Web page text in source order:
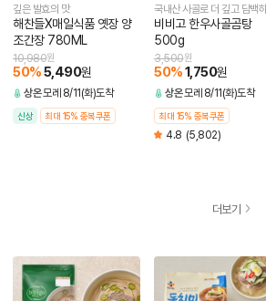
깊은 발효의 맛
해찬들X매일식품 옛장 양
조간장 780ML
50%5,490원
10,980원
상온 모레 8/11(화)도착
신상 최대 15% 중복쿠폰
국내산 사골로 더 깊고 담백
비비고 한우사골곰탕
500g
50%1,750원
3,500원
상온 모레 8/11(화)도착
최대 15% 중복쿠폰
4.8 (5,802)
더보기